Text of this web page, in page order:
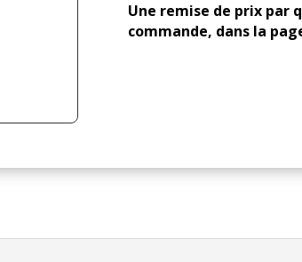
X
n°4
Acier
forgé
Une remise de prix par
commande, dans la